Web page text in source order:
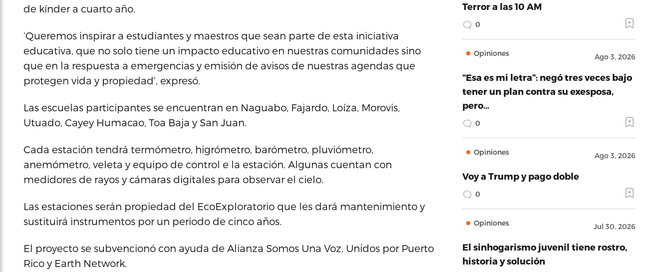
de kínder a cuarto año.
‘Queremos inspirar a estudiantes y maestros que sean parte de esta iniciativa
educativa, que no solo tiene un impacto educativo en nuestras comunidades sino
que en la respuesta a emergencias y emisión de avisos de nuestras agendas que
protegen vida y propiedad’, expresó.
Las escuelas participantes se encuentran en Naguabo, Fajardo, Loíza, Morovis,
Utuado, Cayey Humacao, Toa Baja y San Juan.
Cada estación tendrá termómetro, higrómetro, barómetro, pluviómetro,
anemómetro, veleta y equipo de control e la estación. Algunas cuentan con
medidores de rayos y cámaras digitales para observar el cielo.
Las estaciones serán propiedad del EcoExploratorio que les dará mantenimiento y
sustituirá instrumentos por un periodo de cinco años.
El proyecto se subvencionó con ayuda de Alianza Somos Una Voz, Unidos por Puerto
Rico y Earth Network.
Terror a las 10 AM
0
Opiniones Ago 3, 2026
“Esa es mi letra”: negó tres veces bajo
tener un plan contra su exesposa,
pero…
0
Opiniones Ago 3, 2026
Voy a Trump y pago doble
0
Opiniones Jul 30, 2026
El sinhogarismo juvenil tiene rostro,
historia y solución